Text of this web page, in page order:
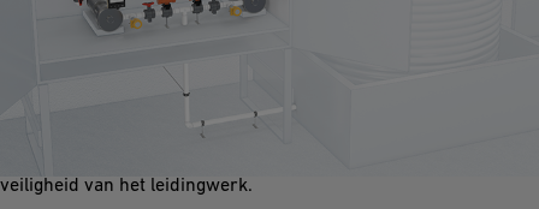
Natriumhypochloriet Dosering
Agressieve media zoals natriumhypochloriet worden gebruikt
als procesmedia. Deze stoffen stellen hoge eisen aan
veiligheid van het leidingwerk.